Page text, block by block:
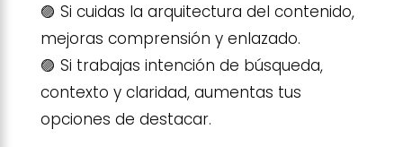
🟣 Si cuidas la arquitectura del contenido,
mejoras comprensión y enlazado.
🟣 Si trabajas intención de búsqueda,
contexto y claridad, aumentas tus
opciones de destacar.